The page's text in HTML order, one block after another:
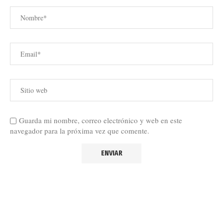
Guarda mi nombre, correo electrónico y web en este
navegador para la próxima vez que comente.